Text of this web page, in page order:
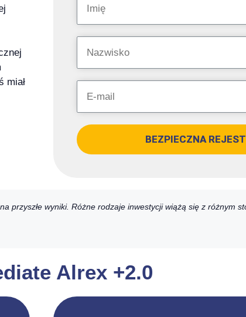
miał
BEZPIECZNA
przyszłe wyniki. Różne rodzaje inwestycji wiążą się z różnym
Alrex +2.0